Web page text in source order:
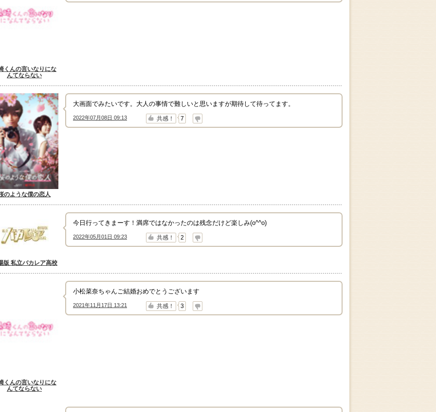
くんの言いなりにな
んてならない
のような僕の恋人
大画面でみたいです。大人の事情で難しいと思いますが期待して待ってます。
2022年07月08日 09:13
↑ 共感！ 7
↓
版 私立バカレア高校
今日行ってきまーす！満席ではなかったのは残念だけど楽しみ(o^^o)
2022年05月01日 09:23
↑ 共感！ 2
↓
くんの言いなりにな
んてならない
小松菜奈ちゃんご結婚おめでとうございます
2021年11月17日 13:21
↑ 共感！ 3
↓